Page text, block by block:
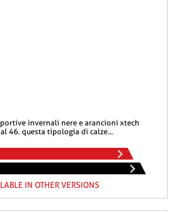
46. questa tipologia di calze...
IN OTHER VERSIONS